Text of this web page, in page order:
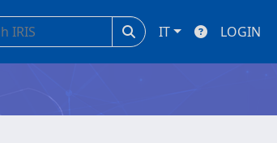
IT LOGIN